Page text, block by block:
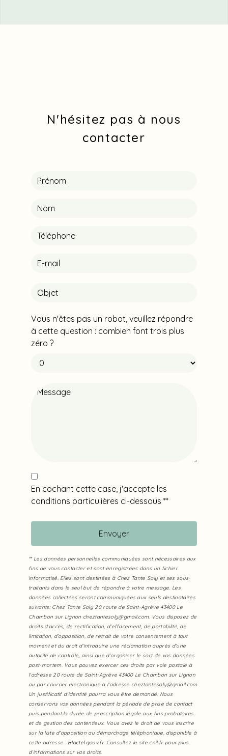
N'hésitez pas à nous
contacter
Vous n'êtes pas un robot, veuillez répondre
à cette question : combien font trois plus
zéro ?
En cochant cette case, j'accepte les
conditions particulières ci-dessous **
Envoyer
** Les données personnelles communiquées sont nécessaires aux
fins de vous contacter et sont enregistrées dans un fichier
informatisé. Elles sont destinées à Chez Tante Soly et ses sous-
traitants dans le seul but de répondre à votre message. Les
données collectées seront communiquées aux seuls destinataires
suivants: Chez Tante Soly 20 route de Saint-Agrève 43400 Le
Chambon sur Lignon cheztantesoly@gmail.com. Vous disposez de
droits d’accès, de rectification, d’effacement, de portabilité, de
limitation, d’opposition, de retrait de votre consentement à tout
moment et du droit d’introduire une réclamation auprès d’une
autorité de contrôle, ainsi que d’organiser le sort de vos données
post-mortem. Vous pouvez exercer ces droits par voie postale à
l'adresse 20 route de Saint-Agrève 43400 Le Chambon sur Lignon
ou par courrier électronique à l'adresse cheztantesoly@gmail.com.
Un justificatif d'identité pourra vous être demandé. Nous
conservons vos données pendant la période de prise de contact
puis pendant la durée de prescription légale aux fins probatoires
et de gestion des contentieux. Vous avez le droit de vous inscrire
sur la liste d'opposition au démarchage téléphonique, disponible à
cette adresse : Bloctel.gouv.fr. Consultez le site cnil.fr pour plus
d’informations sur vos droits.